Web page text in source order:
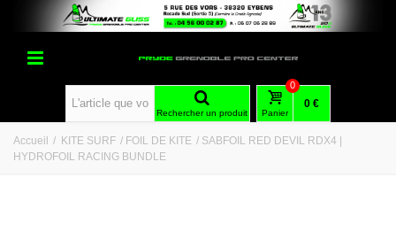
Rechercher un produit Panier
0
0 €
Accueil / KITE SURF / FOIL DE KITE / SABFOIL RED DEVIL RDX4 |
HYDROFOIL RACING BUNDLE